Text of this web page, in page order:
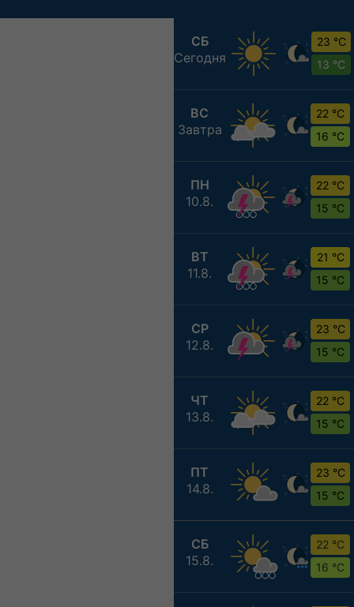
СБ
Сегодня
23 °C
13 °C
ВС
Завтра
22 °C
16 °C
ПН
10.8.
22 °C
15 °C
ВТ
11.8.
21 °C
15 °C
СР
12.8.
23 °C
15 °C
ЧТ
13.8.
22 °C
15 °C
ПТ
14.8.
23 °C
15 °C
СБ
15.8.
22 °C
16 °C